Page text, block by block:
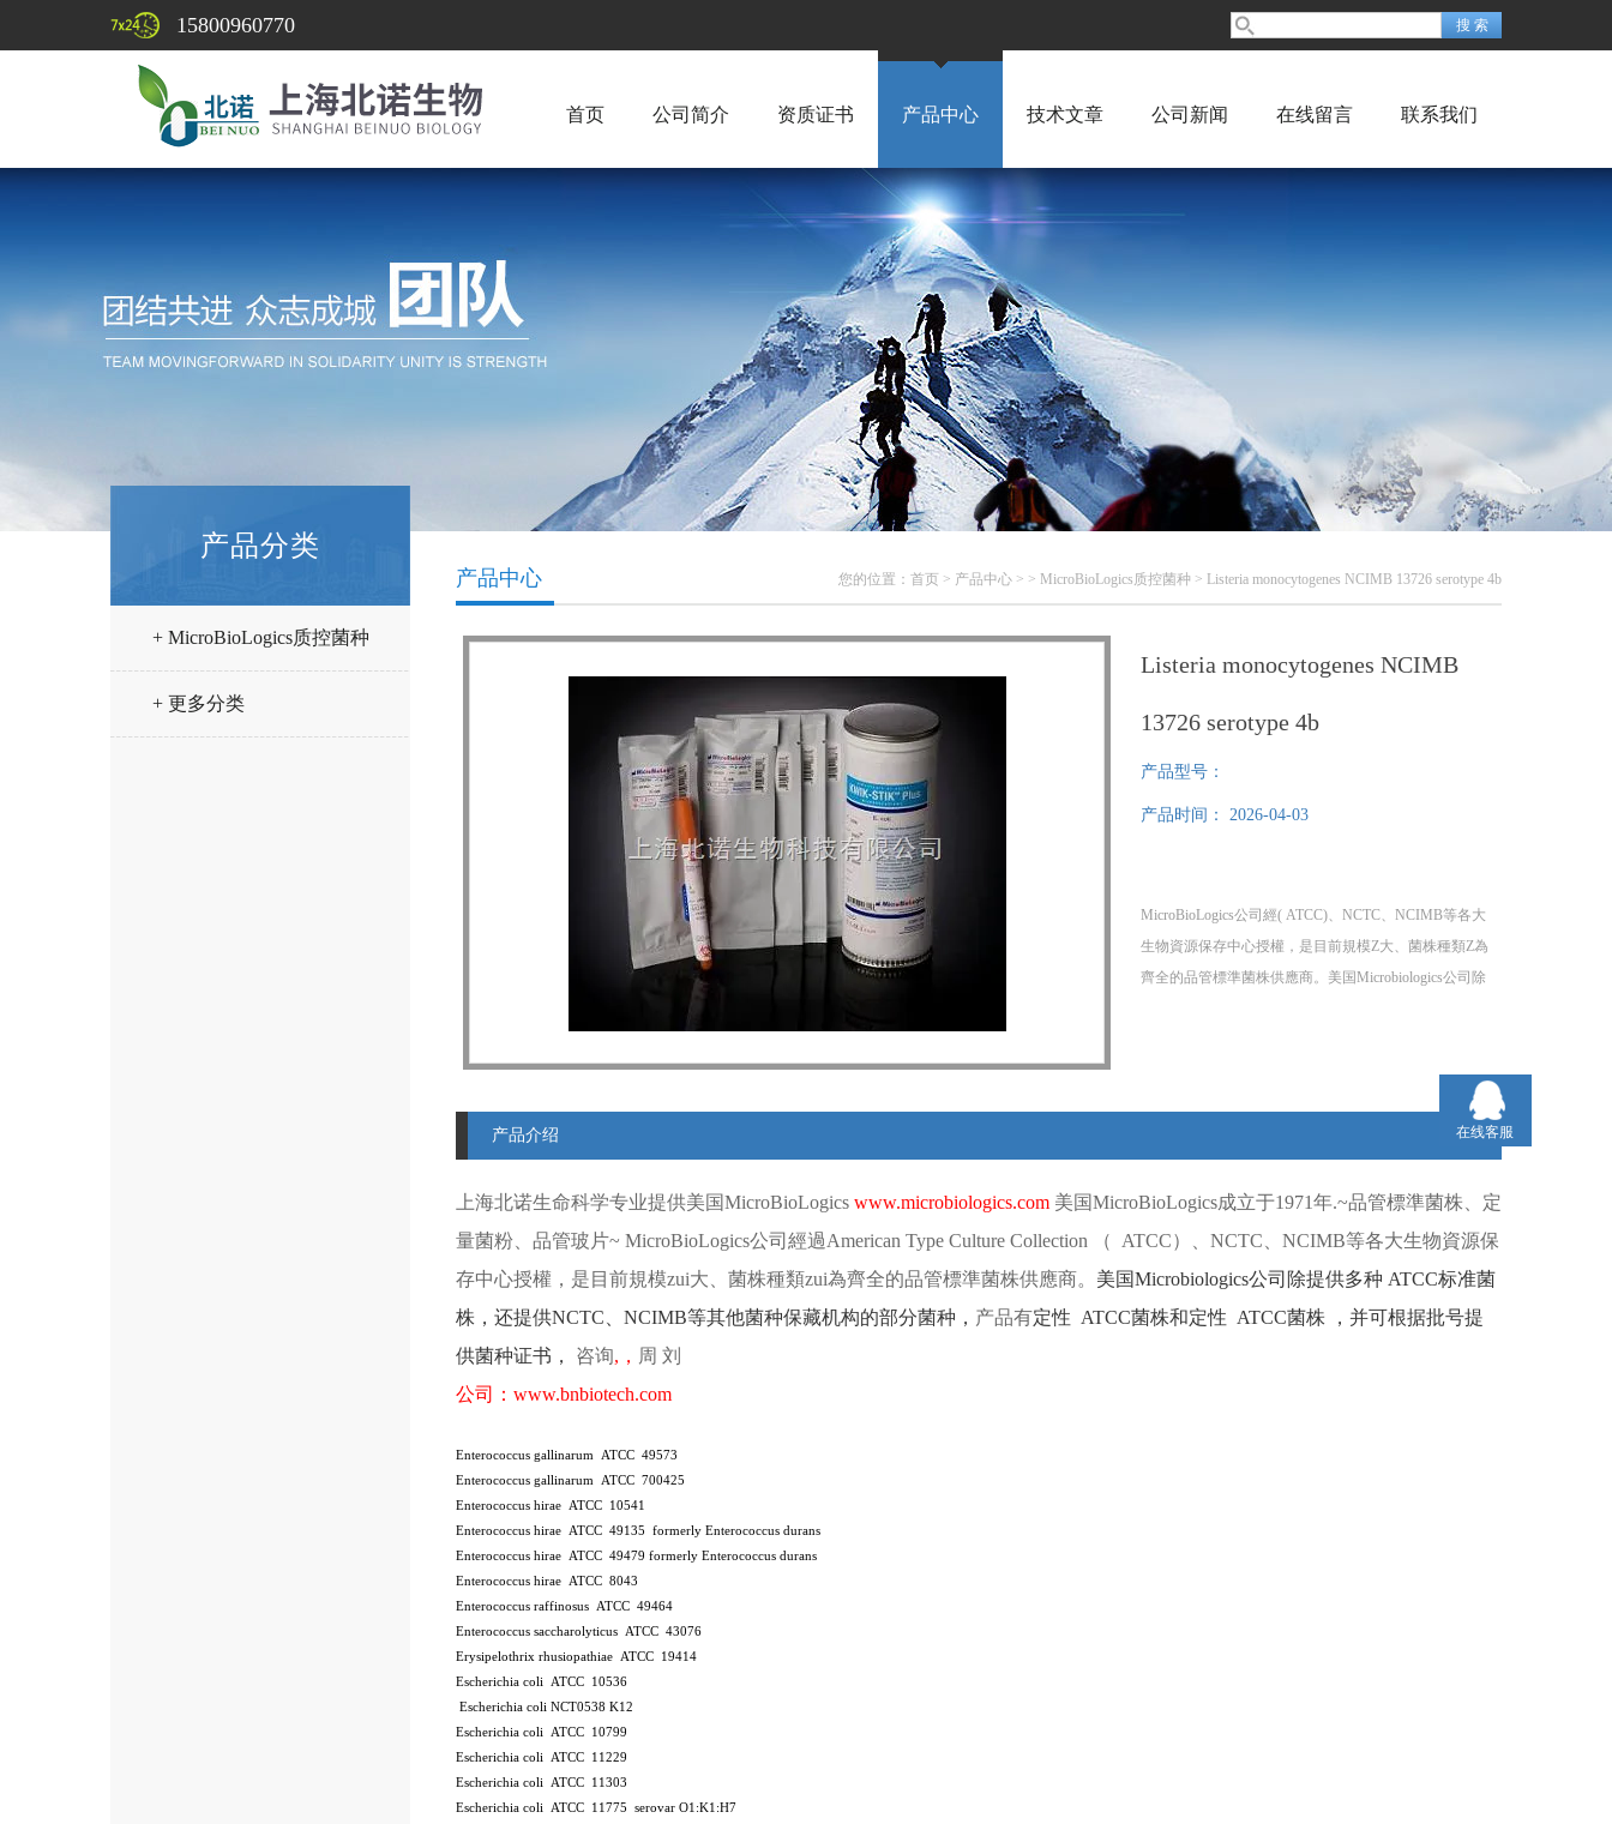
15800960770
首页 公司简介 资质证书 产品中心 技术文章 公司新闻 在线留言 联系我们
产品分类
+ MicroBioLogics质控菌种
+ 更多分类
您的位置： 首页 > 产品中心 > > MicroBioLogics质控菌种 > Listeria monocytogenes NCIMB 13726 serotype 4b
产品中心
Listeria monocytogenes NCIMB
13726 serotype 4b
产品型号：
产品时间： 2026-04-03
MicroBioLogics公司經( ATCC)、NCTC、NCIMB等各大
生物資源保存中心授權，是目前規模Z大、菌株種類Z為
齊全的品管標準菌株供應商。美国Microbiologics公司除
产品介绍
上海北诺生命科学专业提供美国MicroBioLogics www.microbiologics.com 美国MicroBioLogics成立于1971年.~品管標準菌株、定
量菌粉、品管玻片~ MicroBioLogics公司經過American Type Culture Collection （ ATCC） NCTC NCIMB等各大生物資源保
存中心授權，是目前規模zui大、菌株種類zui為齊全的品管標準菌株供應商。 美国Microbiologics公司除提供多种 ATCC标准菌
株 ，还提供NCTC NCIMB等其他菌种保藏机构的部分菌种， 产品有定性 ATCC菌株和定性 ATCC菌株
，并可根据批号提
供菌种证书，
咨询, ， 周 刘
公司： www.bnbiotech.com
Enterococcus gallinarum ATCC 49573
Enterococcus gallinarum ATCC 700425
Enterococcus hirae ATCC 10541
Enterococcus hirae ATCC 49135
formerly Enterococcus durans
Enterococcus hirae ATCC 49479 formerly Enterococcus durans
Enterococcus hirae ATCC 8043
Enterococcus raffinosus ATCC 49464
Enterococcus saccharolyticus ATCC 43076
Erysipelothrix rhusiopathiae ATCC 19414
Escherichia coli ATCC 10536
Escherichia coli NCT0538 K12
Escherichia coli ATCC 10799
Escherichia coli ATCC 11229
Escherichia coli ATCC 11303
Escherichia coli ATCC 11775
serovar O1:K1:H7
在线客服